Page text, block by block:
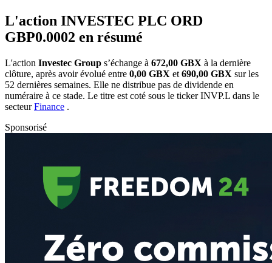
L'action INVESTEC PLC ORD
GBP0.0002 en résumé
L'action Investec Group s’échange à 672,00 GBX à la dernière
clôture, après avoir évolué entre 0,00 GBX et 690,00 GBX sur les
52 dernières semaines. Elle ne distribue pas de dividende en
numéraire à ce stade. Le titre est coté sous le tickerINVP.L dans le
secteurFinance .
Sponsorisé